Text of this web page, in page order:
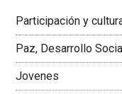
Colombiana
Participación y
Paz, Desarrollo
Jovenes